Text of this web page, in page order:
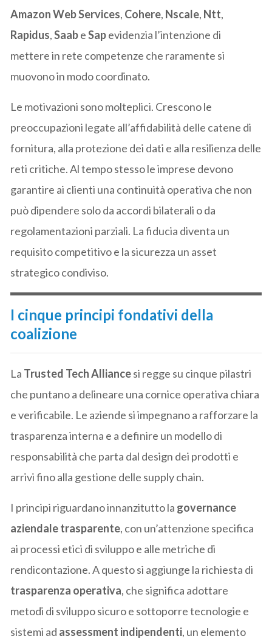
Amazon Web Services, Cohere, Nscale, Ntt,
Rapidus,SaabeSapevidenzia l’intenzione di
mettere in rete competenze che raramente si
muovono in modo coordinato.
Le motivazioni sono molteplici. Crescono le
preoccupazioni legate all’affidabilità delle catene di
fornitura, alla protezione dei dati e alla resilienza delle
reti critiche. Al tempo stesso le imprese devono
garantire ai clienti una continuità operativa che non
può dipendere solo da accordi bilaterali o da
regolamentazioni parziali. La fiducia diventa un
requisito competitivo e la sicurezza un asset
strategico condiviso.
I cinque principi fondativi della
coalizione
La Trusted Tech Alliancesi regge su cinque pilastri
che puntano a delineare una cornice operativa chiara
e verificabile. Le aziende si impegnano a rafforzare la
trasparenza interna e a definire un modello di
responsabilità che parta dal design dei prodotti e
arrivi fino alla gestione delle supply chain.
I principi riguardano innanzitutto la governance
aziendale trasparente, con un’attenzione specifica
ai processi etici di sviluppo e alle metriche di
rendicontazione. A questo si aggiunge la richiesta di
trasparenza operativa, che significa adottare
metodi di sviluppo sicuro e sottoporre tecnologie e
sistemi ad assessment indipendenti, un elemento